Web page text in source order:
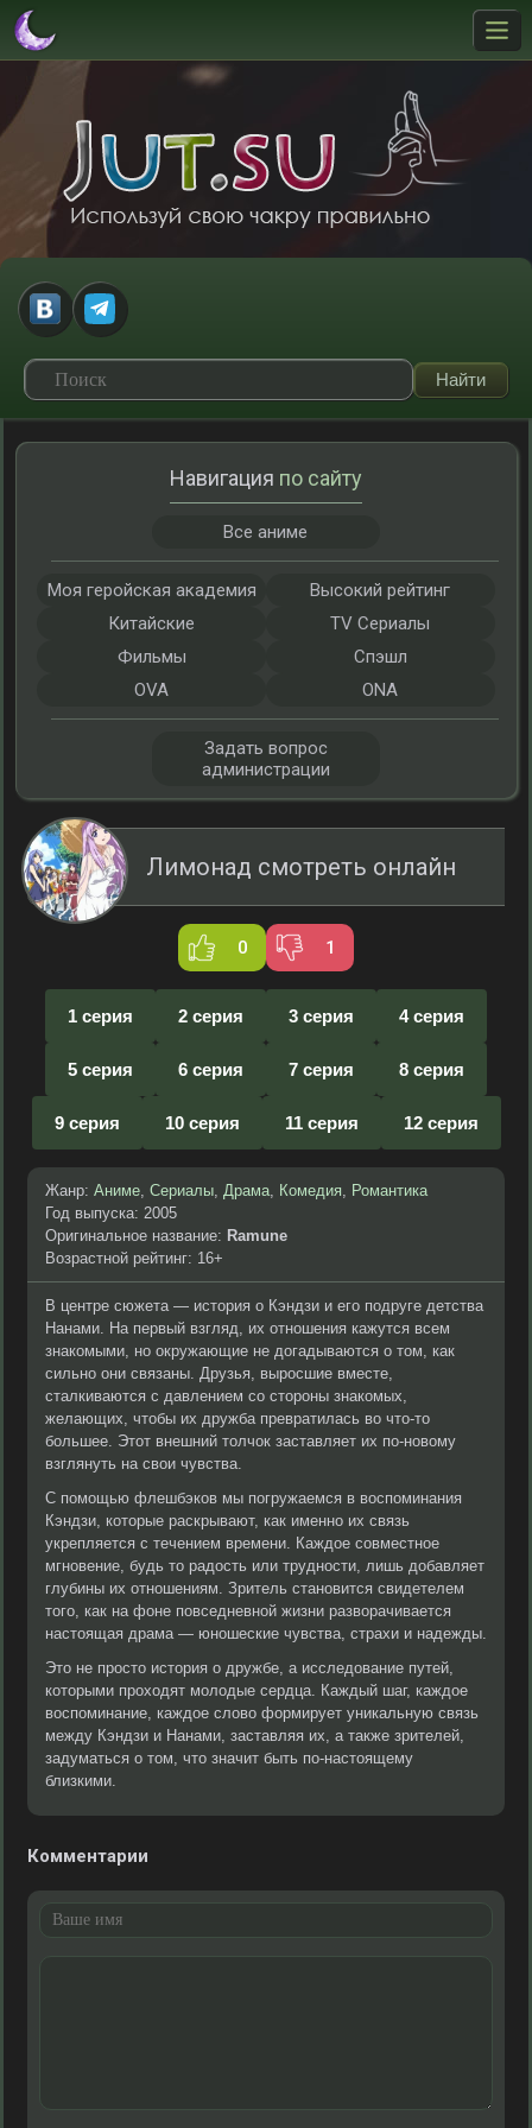
Лимонад смотреть онлайн
0 1
1 серия 2 серия 3 серия 4 серия
5 серия 6 серия 7 серия 8 серия
9 серия 10 серия 11 серия 12 серия
Жанр: Аниме, Сериалы, Драма, Комедия, Романтика
Год выпуска: 2005
Оригинальное название: Ramune
Возрастной рейтинг: 16+
В центре сюжета — история о Кэндзи и его подруге детства
Нанами. На первый взгляд, их отношения кажутся всем
знакомыми, но окружающие не догадываются о том, как
сильно они связаны. Друзья, выросшие вместе,
сталкиваются с давлением со стороны знакомых,
желающих, чтобы их дружба превратилась во что-то
большее. Этот внешний толчок заставляет их по-новому
взглянуть на свои чувства.
С помощью флешбэков мы погружаемся в воспоминания
Кэндзи, которые раскрывают, как именно их связь
укрепляется с течением времени. Каждое совместное
мгновение, будь то радость или трудности, лишь добавляет
глубины их отношениям. Зритель становится свидетелем
того, как на фоне повседневной жизни разворачивается
настоящая драма — юношеские чувства, страхи и надежды.
Это не просто история о дружбе, а исследование путей,
которыми проходят молодые сердца. Каждый шаг, каждое
воспоминание, каждое слово формирует уникальную связь
между Кэндзи и Нанами, заставляя их, а также зрителей,
задуматься о том, что значит быть по-настоящему
близкими.
Комментарии
Навигация по сайту
Все аниме
Моя геройская академия
Высокий рейтинг
Китайские
TV Сериалы
Фильмы
Спэшл
OVA
ONA
Задать вопрос
администрации